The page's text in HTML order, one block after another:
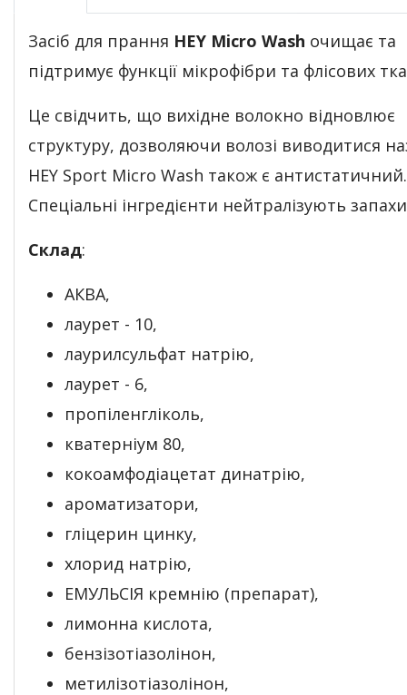
Засіб для прання HEY Micro Wash очищає та
підтримує функції мікрофібри та флісових
Це свідчить, що вихідне волокно відновлює
структуру, дозволяючи волозі виводитися
HEY Sport Micro Wash також є антистатичний.
Спеціальні інгредієнти нейтралізують
Склад:
АКВА,
лаурет - 10,
лаурилсульфат натрію,
лаурет - 6,
пропіленгліколь,
кватерніум 80,
кокоамфодіацетат динатрію,
ароматизатори,
гліцерин цинку,
хлорид натрію,
ЕМУЛЬСІЯ кремнію (препарат),
лимонна кислота,
бензізотіазолінон,
метилізотіазолінон,